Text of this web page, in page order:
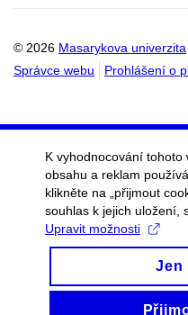
© 2026 Masarykova univerzita
Správce webu
Prohlášení o
K vyhodnocování tohoto
obsahu a reklam
klikněte na „přijmout
souhlas k jejich uložení,
Upravit možnosti
Jen